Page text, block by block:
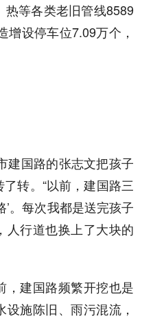
等各类老旧管线8589
增设停车位7.09万个，
建国路的张志文把孩子
转。“以前，建国路三
’。每次我都是送完孩子
人行道也换上了大块的
，建国路频繁开挖也是
施陈旧、雨污混流，